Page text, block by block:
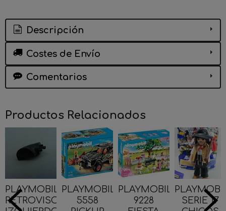
Descripción
Costes de Envío
Comentarios
Productos Relacionados
PLAYMOBIL
RETROVISOR
PLAYMOBIL
5558
PLAYMOBIL
9228
SERIE 17